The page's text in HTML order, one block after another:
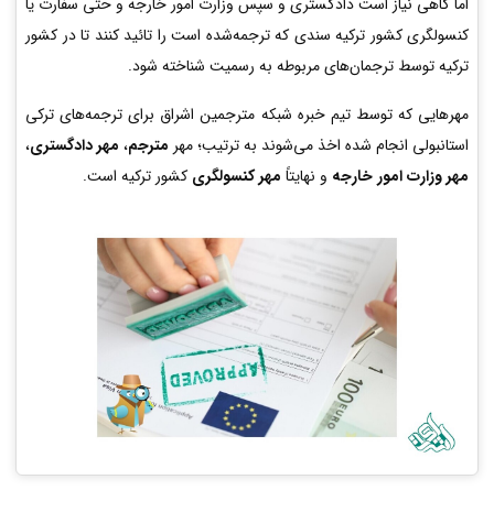
کنسولگری کشور ترکیه سندی که ترجمه‌شده است را تائید کنند تا در کشور
ترکیه توسط ترجمان‌های مربوطه به رسمیت شناخته شود.
مهرهایی که توسط تیم خبره شبکه مترجمین اشراق برای ترجمه‌های ترکی
استانبولی انجام شده اخذ می‌شوند به ترتیب؛ مهر مترجم، مهر دادگستری،
مهر وزارت امور خارجه و نهایتاً مهر کنسولگری کشور ترکیه است.